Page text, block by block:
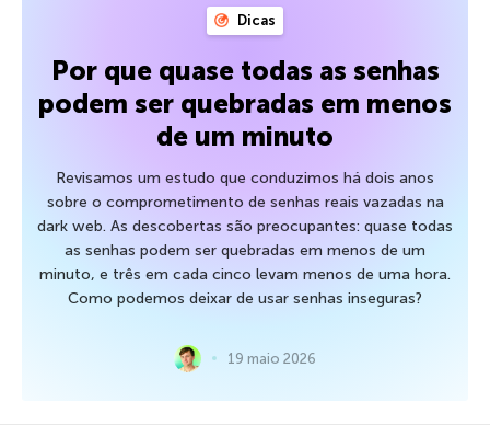
Dicas
Por que quase todas as senhas
podem ser quebradas em menos
de um minuto
Revisamos um estudo que conduzimos há dois anos
sobre o comprometimento de senhas reais vazadas na
dark web. As descobertas são preocupantes: quase todas
as senhas podem ser quebradas em menos de um
minuto, e três em cada cinco levam menos de uma hora.
Como podemos deixar de usar senhas inseguras?
19 maio 2026